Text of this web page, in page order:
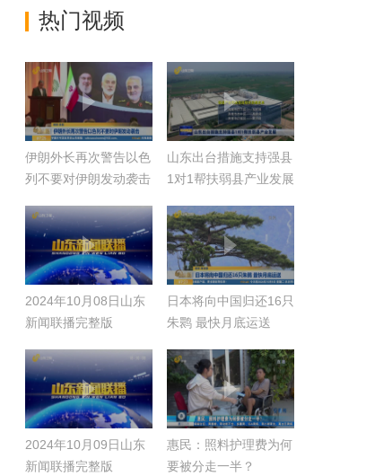
热门视频
伊朗外长再次警告以色
列不要对伊朗发动袭击
山东出台措施支持强县
1对1帮扶弱县产业发展
2024年10月08日山东
新闻联播完整版
日本将向中国归还16只
朱鹮 最快月底运送
2024年10月09日山东
新闻联播完整版
惠民：照料护理费为何
要被分走一半？